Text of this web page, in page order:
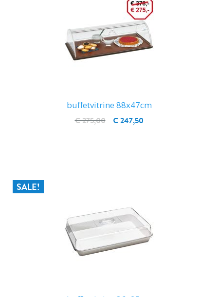
buffetvitrine 88x47cm
€ 247,50
€ 275,00
SALE!